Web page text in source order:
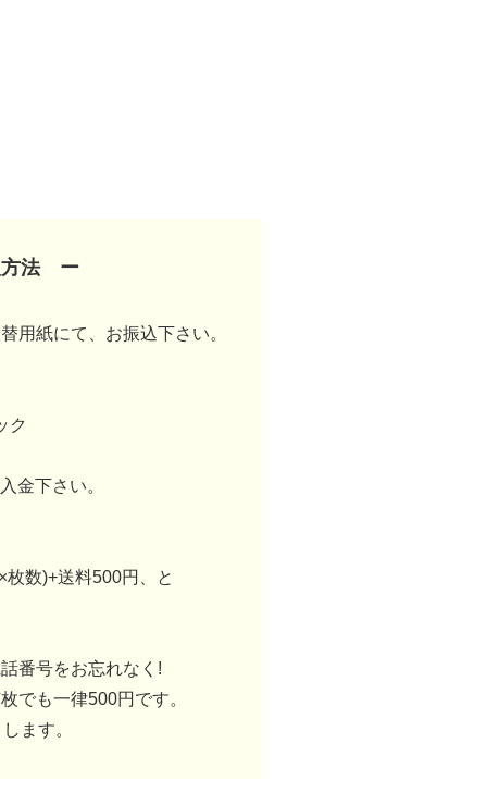
法 ー
用紙にて、お振込下さい。
ク
金下さい。
数)+送料500円、と
番号をお忘れなく!
でも一律500円です。
ます。